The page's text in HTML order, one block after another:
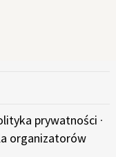
prywatności ·
organizatorów